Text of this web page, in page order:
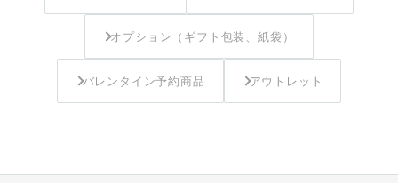
オプション（ギフト包装、紙袋）
バレンタイン予約商品 アウトレット